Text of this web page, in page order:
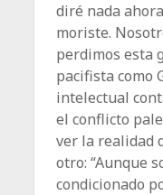
diré nada
moriste.
perdimos esta
pacifista como
intelectual
el conflicto
ver la realidad
otro: “Aunque
condicionado